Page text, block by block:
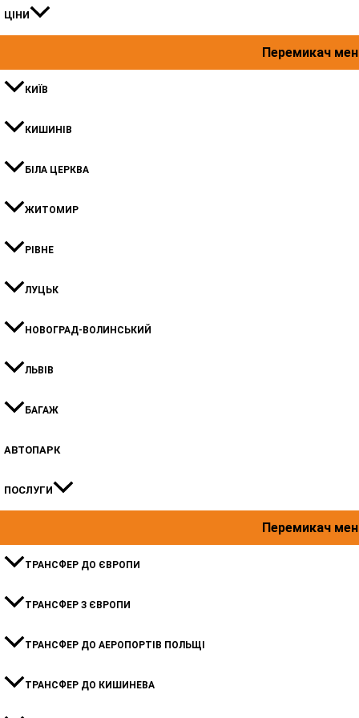
ЦІНИ
Перемикач
КИЇВ
КИШИНIВ
БІЛА ЦЕРКВА
ЖИТОМИР
РІВНЕ
ЛУЦЬК
НОВОГРАД-ВОЛИНСЬКИЙ
ЛЬВІВ
БАГАЖ
АВТОПАРК
ПОСЛУГИ
Перемикач
ТРАНСФЕР ДО ЄВРОПИ
ТРАНСФЕР З ЄВРОПИ
ТРАНСФЕР ДО АЕРОПОРТІВ ПОЛЬЩІ
ТРАНСФЕР ДО КИШИНЕВА